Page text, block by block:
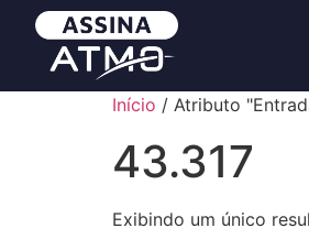
Início / Atributo
43.317
Exibindo um único